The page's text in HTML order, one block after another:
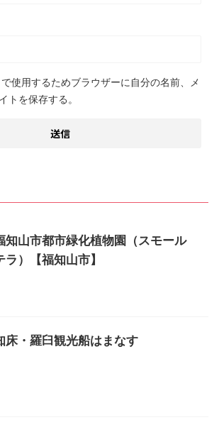
使用するためブラウザーに自分の名前、メ
トを保存する。
知山市都市緑化植物園（スモール
ラ）【福知山市】
床・羅臼観光船はまなす